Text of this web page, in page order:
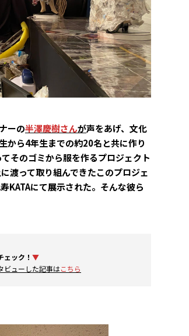
ーの半澤慶樹さんが声をあげ、文化
から4年生までの約20名と共に作り
そのゴミから服を作るプロジェクト
渡って取り組んできたこのプロジェ
KATAにて展示された。そんな彼ら
ック！ ▼
ビューした記事はこちら